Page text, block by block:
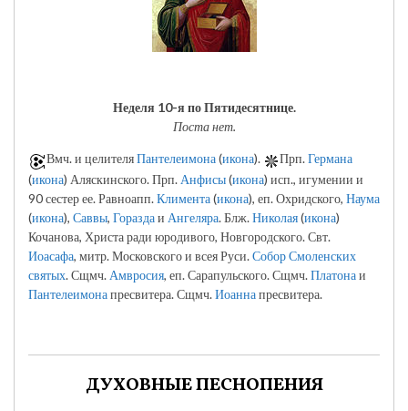
Неделя 10-я по Пятидесятнице.
Поста нет.
Вмч. и целителяПантелеимона(икона). Прп.Германа
(икона) Аляскинского. Прп.Анфисы(икона) исп., игумении и
90 сестер ее. Равноапп.Климента(икона), еп. Охридского, Наума
(икона), Саввы, Гораздаи Ангеляра. Блж.Николая(икона)
Кочанова, Христа ради юродивого, Новгородского. Свт.
Иоасафа, митр. Московского и всея Руси.Собор Смоленских
святых. Сщмч.Амвросия, еп. Сарапульского. Сщмч.Платонаи
Пантелеимонапресвитера. Сщмч.Иоаннапресвитера.
ДУХОВНЫЕ ПЕСНОПЕНИЯ